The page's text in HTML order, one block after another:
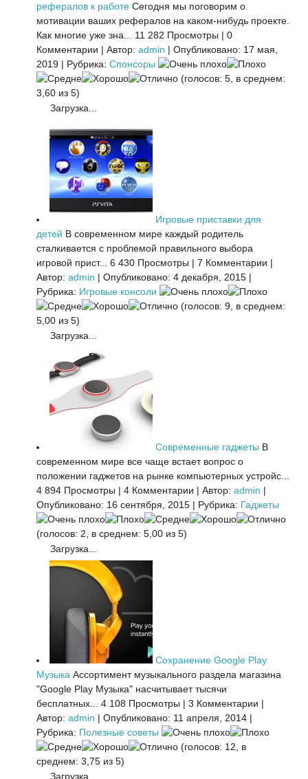
рефералов к работе Сегодня мы поговорим о
мотивации ваших рефералов на каком-нибудь проекте.
Как многие уже зна... 11 282 Просмотры | 0
Комментарии | Автор: admin | Опубликовано: 17 мая,
2019 | Рубрика: Спонсоры
(голосов: 5, в среднем:
3,60 из 5)
Загрузка...
Игровые приставки для
детей В современном мире каждый родитель
сталкивается с проблемой правильного выбора
игровой прист... 6 430 Просмотры | 7 Комментарии |
Автор: admin | Опубликовано: 4 декабря, 2015 |
Рубрика: Игровые консоли
(голосов: 9, в среднем:
5,00 из 5)
Загрузка...
Современные гаджеты В
современном мире все чаще встает вопрос о
положении гаджетов на рынке компьютерных устройс...
4 894 Просмотры | 4 Комментарии | Автор: admin |
Опубликовано: 16 сентября, 2015 | Рубрика: Гаджеты
(голосов: 2, в среднем: 5,00 из 5)
Загрузка...
Сохранение Google Play
Музыка Ассортимент музыкального раздела магазина
"Google Play Музыка" насчитывает тысячи
бесплатных... 4 108 Просмотры | 3 Комментарии |
Автор: admin | Опубликовано: 11 апреля, 2014 |
Рубрика: Полезные советы
(голосов: 12, в
среднем: 3,75 из 5)
Загрузка...